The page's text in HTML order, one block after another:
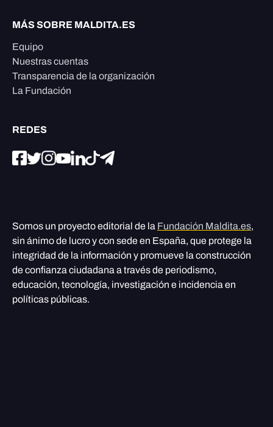
MÁS SOBRE MALDITA.ES
Equipo
Nuestras cuentas
Transparencia de la organización
La Fundación
REDES
Somos un proyecto editorial de la Fundación Maldita.es,
sin ánimo de lucro y con sede en España, que protege la
integridad de la información y promueve la construcción
de confianza ciudadana a través de periodismo,
educación, tecnología, investigación e incidencia en
políticas públicas.